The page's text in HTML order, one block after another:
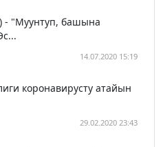
- "Муунтуп, башына
14.07.2020 15:19
коронавирусту атайын
29.02.2020 23:43